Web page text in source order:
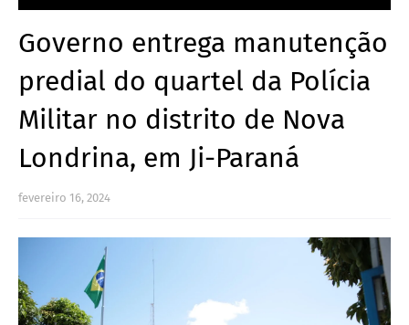
Governo entrega manutenção
predial do quartel da Polícia
Militar no distrito de Nova
Londrina, em Ji-Paraná
fevereiro 16, 2024